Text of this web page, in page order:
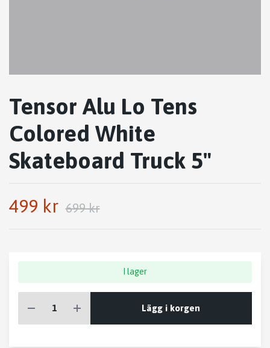
Tensor Alu Lo Tens
Colored White
Skateboard Truck 5"
499 kr 699 kr
I lager
Lägg i korgen